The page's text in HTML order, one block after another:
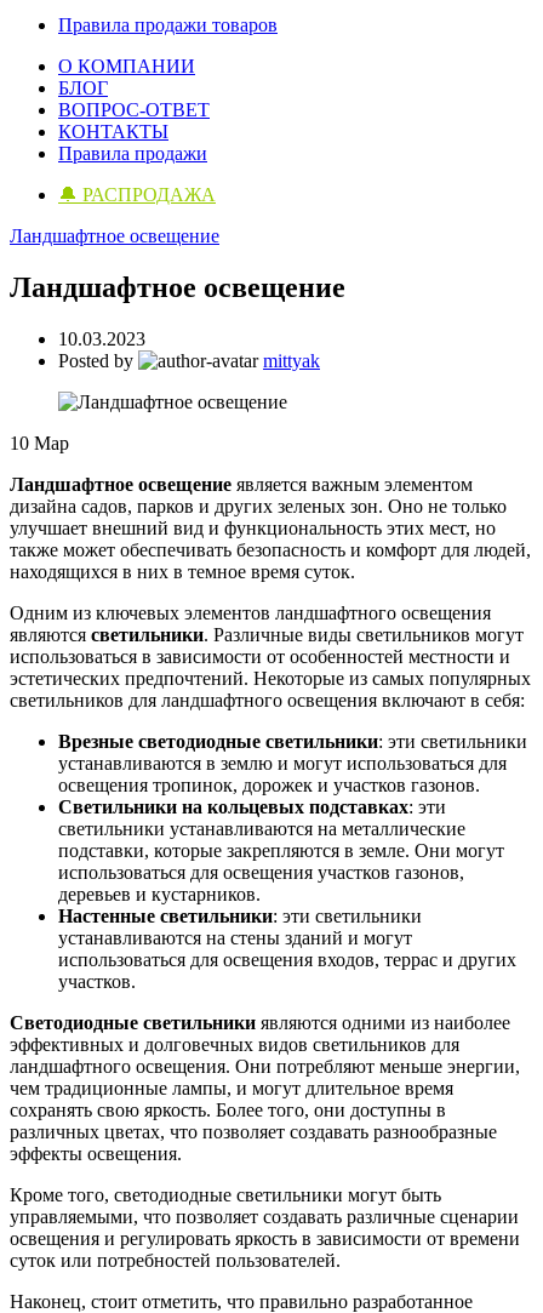
Правила продажи товаров
О КОМПАНИИ
БЛОГ
ВОПРОС-ОТВЕТ
КОНТАКТЫ
Правила продажи
🔔 РАСПРОДАЖА
Ландшафтное освещение
Ландшафтное освещение
10.03.2023
Posted by
mittyak
10 Мар
Ландшафтное освещение является важным элементом
дизайна садов, парков и других зеленых зон. Оно не только
улучшает внешний вид и функциональность этих мест, но
также может обеспечивать безопасность и комфорт для людей,
находящихся в них в темное время суток.
Одним из ключевых элементов ландшафтного освещения
являются светильники. Различные виды светильников могут
использоваться в зависимости от особенностей местности и
эстетических предпочтений. Некоторые из самых популярных
светильников для ландшафтного освещения включают в себя:
Врезные светодиодные светильники: эти светильники
устанавливаются в землю и могут использоваться для
освещения тропинок, дорожек и участков газонов.
Светильники на кольцевых подставках: эти
светильники устанавливаются на металлические
подставки, которые закрепляются в земле. Они могут
использоваться для освещения участков газонов,
деревьев и кустарников.
Настенные светильники: эти светильники
устанавливаются на стены зданий и могут
использоваться для освещения входов, террас и других
участков.
Светодиодные светильники являются одними из наиболее
эффективных и долговечных видов светильников для
ландшафтного освещения. Они потребляют меньше энергии,
чем традиционные лампы, и могут длительное время
сохранять свою яркость. Более того, они доступны в
различных цветах, что позволяет создавать разнообразные
эффекты освещения.
Кроме того, светодиодные светильники могут быть
управляемыми, что позволяет создавать различные сценарии
освещения и регулировать яркость в зависимости от времени
суток или потребностей пользователей.
Наконец, стоит отметить, что правильно разработанное